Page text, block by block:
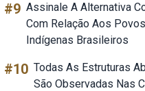
#9 Assinale A Alternativa
Com Relação Aos Povos
Indígenas Brasileiros
#10 Todas As Estruturas
São Observadas Nas